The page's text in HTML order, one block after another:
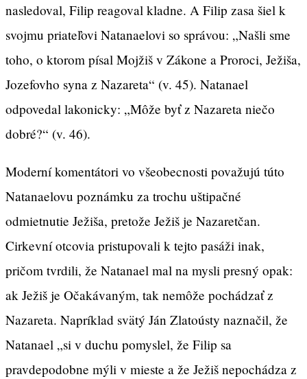
nasledoval, Filip reagoval kladne. A Filip zasa šiel k
svojmu priateľovi Natanaelovi so správou: „Našli sme
toho, o ktorom písal Mojžiš v Zákone a Proroci, Ježiša,
Jozefovho syna z Nazareta“ (v. 45). Natanael
odpovedal lakonicky: „Môže byť z Nazareta niečo
dobré?“ (v. 46).
Moderní komentátori vo všeobecnosti považujú túto
Natanaelovu poznámku za trochu uštipačné
odmietnutie Ježiša, pretože Ježiš je Nazaretčan.
Cirkevní otcovia pristupovali k tejto pasáži inak,
pričom tvrdili, že Natanael mal na mysli presný opak:
ak Ježiš je Očakávaným, tak nemôže pochádzať z
Nazareta. Napríklad svätý Ján Zlatoústy naznačil, že
Natanael „si v duchu pomyslel, že Filip sa
pravdepodobne mýli v mieste a že Ježiš nepochádza z